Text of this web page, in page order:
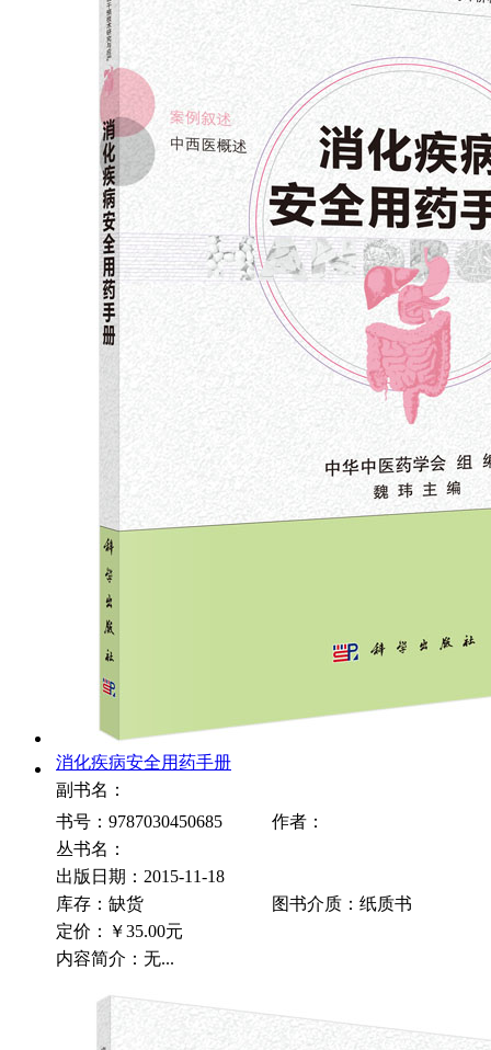
消化疾病安全用药手册
副书名：
书号：9787030450685
作者：
丛书名：
出版日期：2015-11-18
库存：缺货
图书介质：纸质书
定价：
￥35.00元
内容简介：无...